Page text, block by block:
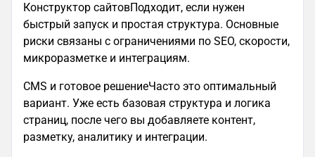
Конструктор сайтовПодходит, если нужен
быстрый запуск и простая структура. Основные
риски связаны с ограничениями по SEO, скорости,
микроразметке и интеграциям.
CMS и готовое решениеЧасто это оптимальный
вариант. Уже есть базовая структура и логика
страниц, после чего вы добавляете контент,
разметку, аналитику и интеграции.